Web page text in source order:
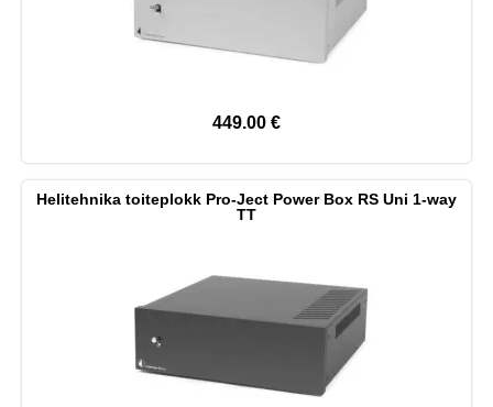
449.00 €
Helitehnika toiteplokk Pro-Ject Power Box RS Uni 1-way
TT